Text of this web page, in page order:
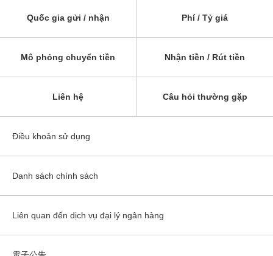
Quốc gia gửi / nhận Phí / Tỷ giá
Mô phỏng chuyển tiền Nhận tiền / Rút tiền
Liên hệ Câu hỏi thường gặp
Điều khoản sử dụng
Danh sách chính sách
Liên quan đến dịch vụ đại lý ngân hàng